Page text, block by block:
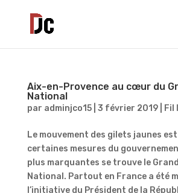
Aix-en-Provence au cœur du
National
par adminjco15| 3 février 2019| Fil
Le mouvement des gilets jaunes est
certaines mesures du
plus marquantes se trouve le
National. Partout en France a été
l’initiative du Président de la